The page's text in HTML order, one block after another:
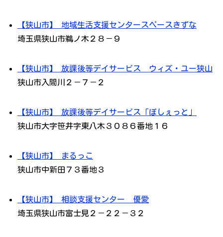
【狭山市】 地域生活支援センタースペースきずな
埼玉県狭山市鵜ノ木２８－９
【狭山市】 放課後等デイサービス ウィズ・ユー狭山
狭山市入間川２－７－２
【狭山市】 放課後等デイサービス「ぽしぇっと」
狭山市大字笹井字東八木３０８６番地１６
【狭山市】 まるっこ
狭山市中新田７３番地３
【狭山市】 相談支援センター 優愛
埼玉県狭山市富士見２－２２－３２